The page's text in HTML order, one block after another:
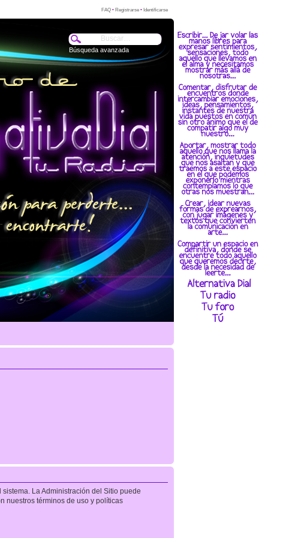
FAQ • Registrarse • Identificarse
Búsqueda avanzada
La Administración del Sitio puede
nuestros términos de uso y políticas